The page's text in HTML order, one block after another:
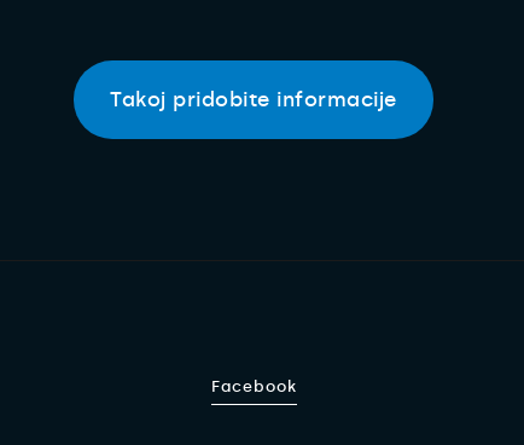
Takoj pridobite informacije
Facebook